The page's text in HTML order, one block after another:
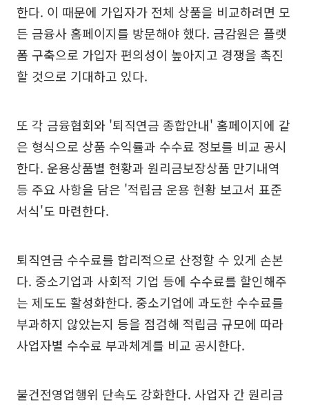
한다. 이 때문에 가입자가 전체 상품을 비교하려면 모
든 금융사 홈페이지를 방문해야 했다. 금감원은 플랫
폼 구축으로 가입자 편의성이 높아지고 경쟁을 촉진
할 것으로 기대하고 있다.
또 각 금융협회와 '퇴직연금 종합안내' 홈페이지에 같
은 형식으로 상품 수익률과 수수료 정보를 비교 공시
한다. 운용상품별 현황과 원리금보장상품 만기내역
등 주요 사항을 담은 '적립금 운용 현황 보고서 표준
서식'도 마련한다.
퇴직연금 수수료를 합리적으로 산정할 수 있게 손본
다. 중소기업과 사회적 기업 등에 수수료를 할인해주
는 제도도 활성화한다. 중소기업에 과도한 수수료를
부과하지 않았는지 등을 점검해 적립금 규모에 따라
사업자별 수수료 부과체계를 비교 공시한다.
불건전영업행위 단속도 강화한다. 사업자 간 원리금